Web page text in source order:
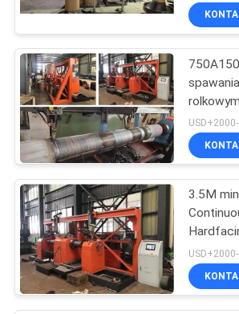
Automat
spawalniczy
Maszyna do
pokrywania rur
400 mm
3.5M